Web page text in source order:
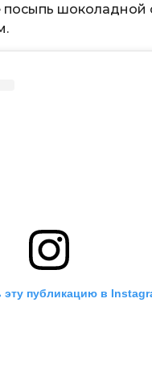
шоколадной
эту публикацию в